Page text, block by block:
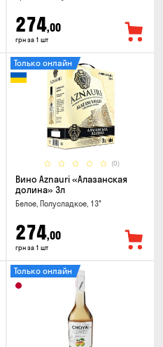
274,00
грн за 1 шт
(0)
Только онлайн
Вино Aznauri «Алазанская
долина» 3л
Белое, Полусладкое, 13°
274,00
грн за 1 шт
Только онлайн